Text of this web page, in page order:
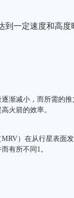
一定速度和高度
渐减小，而所需的
火箭的效率。
）在从行星表面
有所不同1。